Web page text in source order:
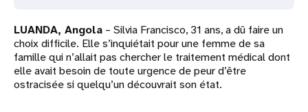
LUANDA, Angola – Silvia Francisco, 31 ans, a dû faire un
choix difficile. Elle s’inquiétait pour une femme de sa
famille qui n’allait pas chercher le traitement médical dont
elle avait besoin de toute urgence de peur d’être
ostracisée si quelqu’un découvrait son état.